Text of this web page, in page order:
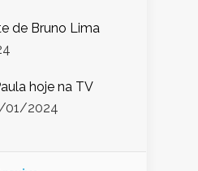
de Bruno Lima
hoje na TV
01/2024